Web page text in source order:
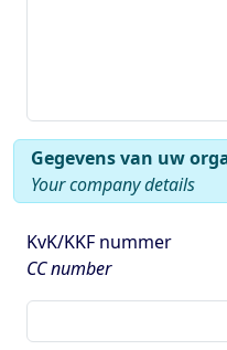
Gegevens van uw
Your company details
KvK/KKF nummer
CC number